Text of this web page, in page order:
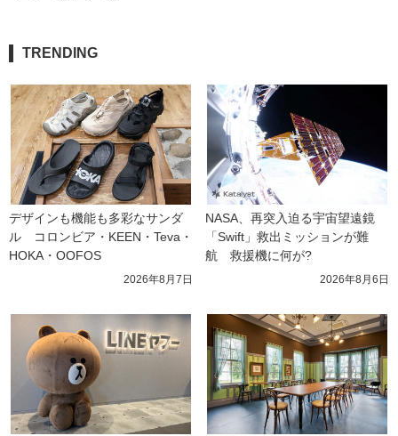
TRENDING
デザインも機能も多彩なサンダ
ル　コロンビア・KEEN・Teva・
HOKA・OOFOS
2026年8月7日
NASA、再突入迫る宇宙望遠鏡
「Swift」救出ミッションが難
航　救援機に何が?
2026年8月6日